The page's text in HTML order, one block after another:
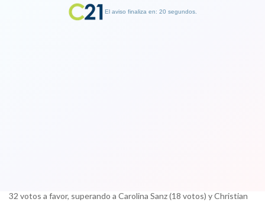
32 votos a favor, superando a Carolina Sanz (18 votos) y Christian
El aviso finaliza en: 19 segundos.